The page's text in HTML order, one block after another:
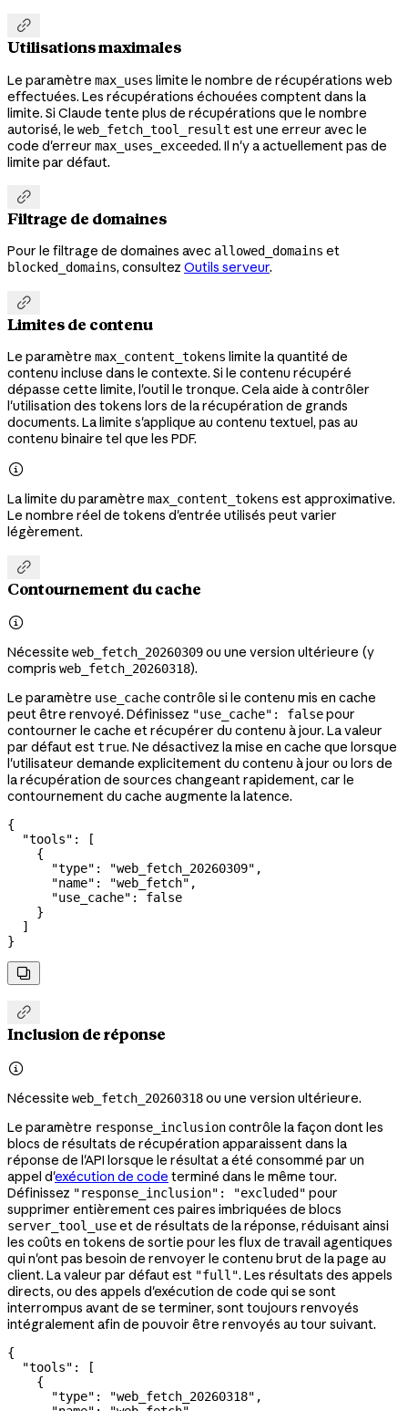

Utilisations maximales
Le paramètre max_uses limite le nombre de récupérations web
effectuées. Les récupérations échouées comptent dans la
limite. Si Claude tente plus de récupérations que le nombre
autorisé, le web_fetch_tool_result est une erreur avec le
code d'erreur max_uses_exceeded. Il n'y a actuellement pas de
limite par défaut.

Filtrage de domaines
Pour le filtrage de domaines avec allowed_domains et
blocked_domains, consultez Outils serveur.

Limites de contenu
Le paramètre max_content_tokens limite la quantité de
contenu incluse dans le contexte. Si le contenu récupéré
dépasse cette limite, l'outil le tronque. Cela aide à contrôler
l'utilisation des tokens lors de la récupération de grands
documents. La limite s'applique au contenu textuel, pas au
contenu binaire tel que les PDF.

La limite du paramètre max_content_tokens est approximative.
Le nombre réel de tokens d'entrée utilisés peut varier
légèrement.

Contournement du cache

Nécessite web_fetch_20260309ou une version ultérieure (y
compris web_fetch_20260318).
Le paramètre use_cachecontrôle si le contenu mis en cache
peut être renvoyé. Définissez "use_cache": falsepour
contourner le cache et récupérer du contenu à jour. La valeur
par défaut esttrue. Ne désactivez la mise en cache que lorsque
l'utilisateur demande explicitement du contenu à jour ou lors de
la récupération de sources changeant rapidement, car le
contournement du cache augmente la latence.
{
  "tools"
: [
    {
      "type"
: "web_fetch_20260309" ,
      "name"
: "web_fetch" ,
      "use_cache"
: false
    }
  ]
}


Inclusion de réponse

Nécessite web_fetch_20260318ou une version ultérieure.
Le paramètre response_inclusioncontrôle la façon dont les
blocs de résultats de récupération apparaissent dans la
réponse de l'API lorsque le résultat a été consommé par un
appel d'exécution de code terminé dans le même tour.
Définissez "response_inclusion": "excluded" pour
supprimer entièrement ces paires imbriquées de blocs
server_tool_useet de résultats de la réponse, réduisant ainsi
les coûts en tokens de sortie pour les flux de travail agentiques
qui n'ont pas besoin de renvoyer le contenu brut de la page au
client. La valeur par défaut est "full". Les résultats des appels
directs, ou des appels d'exécution de code qui se sont
interrompus avant de se terminer, sont toujours renvoyés
intégralement afin de pouvoir être renvoyés au tour suivant.
{
  "tools"
: [
    {
      "type"
: "web_fetch_20260318" ,